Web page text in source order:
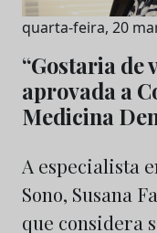
quarta-feira, 20
“Gostaria de
aprovada a
Medicina
A especialista
Sono, Susana
que considera